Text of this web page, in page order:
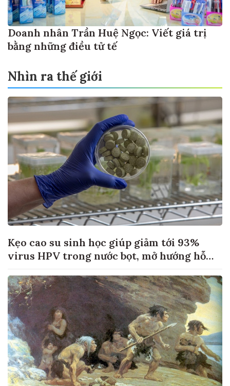
Doanh nhân Trần Huệ Ngọc: Viết giá trị
bằng những điều tử tế
Nhìn ra thế giới
Kẹo cao su sinh học giúp giảm tới 93%
virus HPV trong nước bọt, mở hướng hỗ